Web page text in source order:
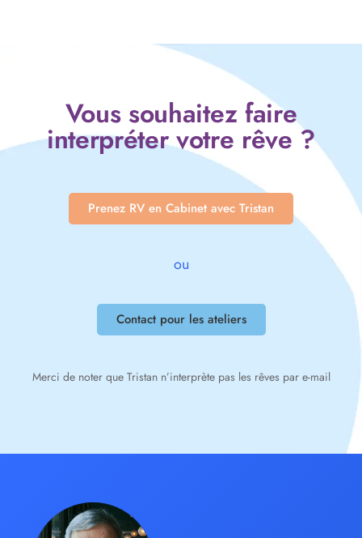
Vous souhaitez faire
interpréter votre rêve ?
Prenez RV en Cabinet avec Tristan
ou
Contact pour les ateliers
Merci de noter que Tristan n’interprète pas les rêves par e-mail